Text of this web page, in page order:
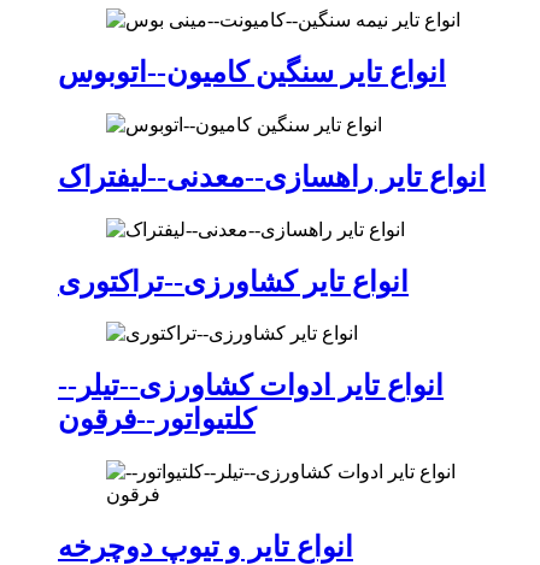
انواع تایر سنگین کامیون--اتوبوس
انواع تایر راهسازی--معدنی--لیفتراک
انواع تایر کشاورزی--تراکتوری
انواع تایر ادوات کشاورزی--تیلر--
کلتیواتور--فرقون
انواع تایر و تیوپ دوچرخه